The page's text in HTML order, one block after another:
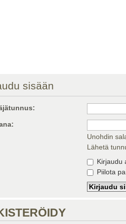
sisään
Unohdin
Lähetä
Kirjaudu
Piilota